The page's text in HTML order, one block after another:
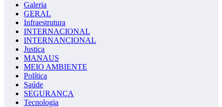
Galeria
GERAL
Infraestrutura
INTERNACIONAL
INTERNANCIONAL
Justiça
MANAUS
MEIO AMBIENTE
Política
Saúde
SEGURANÇA
Tecnologia